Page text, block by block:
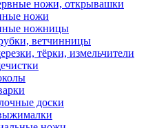
ножи, открывашки
ножи
ножницы
ветчинницы
тёрки, измельчители
доски